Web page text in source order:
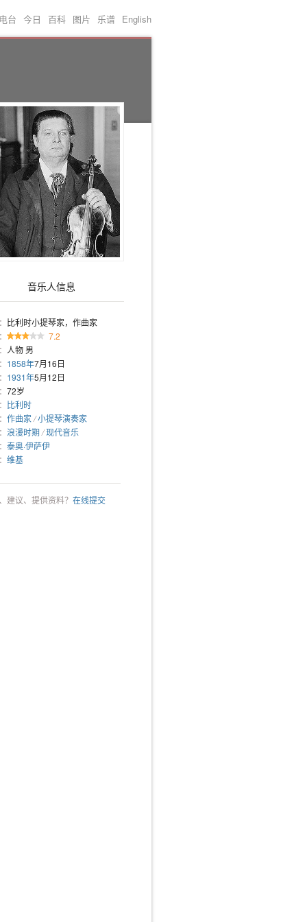
电台 今日 百科 图片 乐谱 English
音乐人信息
比利时小提琴家，作曲家
7.2
人物 男
1858年7月16日
1931年5月12日
72岁
比利时
作曲家 /小提琴演奏家
浪漫时期 /现代音乐
泰奥·伊萨伊
维基
建议、提供资料？ 在线提交